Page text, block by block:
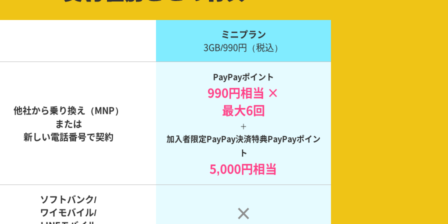
ミニプラン
3GB/990円 （税込）
他社から乗り換え （MNP）
または
新しい電話番号で契約
PayPayポイント
990円相当 ×
最大6回
＋
加入者限定PayPay決済特典PayPayポイン
ト
5,000円相当
ソフトバンク/
ワイモバイル/